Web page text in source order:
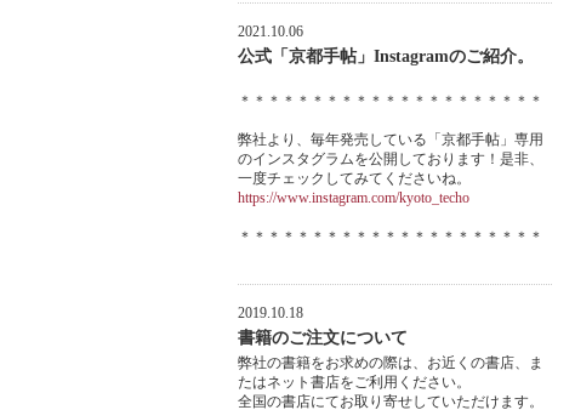
2021.10.06
公式「京都手帖」Instagramのご紹介。
＊＊＊＊＊＊＊＊＊＊＊＊＊＊＊＊＊＊＊＊＊
弊社より、毎年発売している「京都手帖」専用
のインスタグラムを公開しております！是非、
一度チェックしてみてくださいね。
https://www.instagram.com/kyoto_techo
＊＊＊＊＊＊＊＊＊＊＊＊＊＊＊＊＊＊＊＊＊
2019.10.18
書籍のご注文について
弊社の書籍をお求めの際は、お近くの書店、ま
たはネット書店をご利用ください。
全国の書店にてお取り寄せしていただけます。